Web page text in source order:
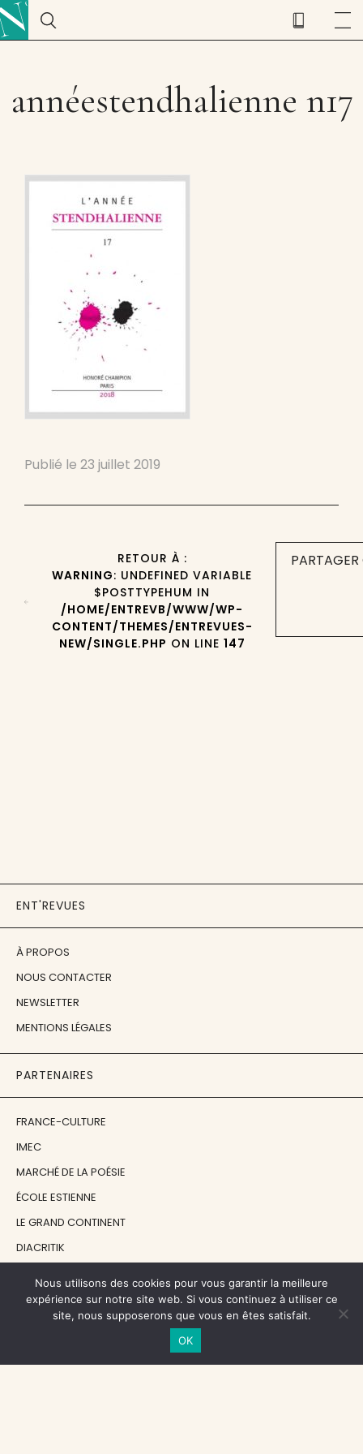
annéestendhalienne n17
Publié le 23 juillet 2019
RETOUR À :
WARNING: UNDEFINED VARIABLE
$POSTTYPEHUM IN
/HOME/ENTREVB/WWW/WP-
CONTENT/THEMES/ENTREVUES-
NEW/SINGLE.PHP ON LINE 147
ENT'REVUES
À PROPOS
NOUS CONTACTER
NEWSLETTER
MENTIONS LÉGALES
PARTENAIRES
FRANCE-CULTURE
IMEC
MARCHÉ DE LA POÉSIE
ÉCOLE ESTIENNE
LE GRAND CONTINENT
DIACRITIK
NOS SOUTIENS
CENTRE NATIONAL DU LIVRE
Nous utilisons des cookies pour vous garantir la meilleure
expérience sur notre site web. Si vous continuez à utiliser ce
site, nous supposerons que vous en êtes satisfait.
OK